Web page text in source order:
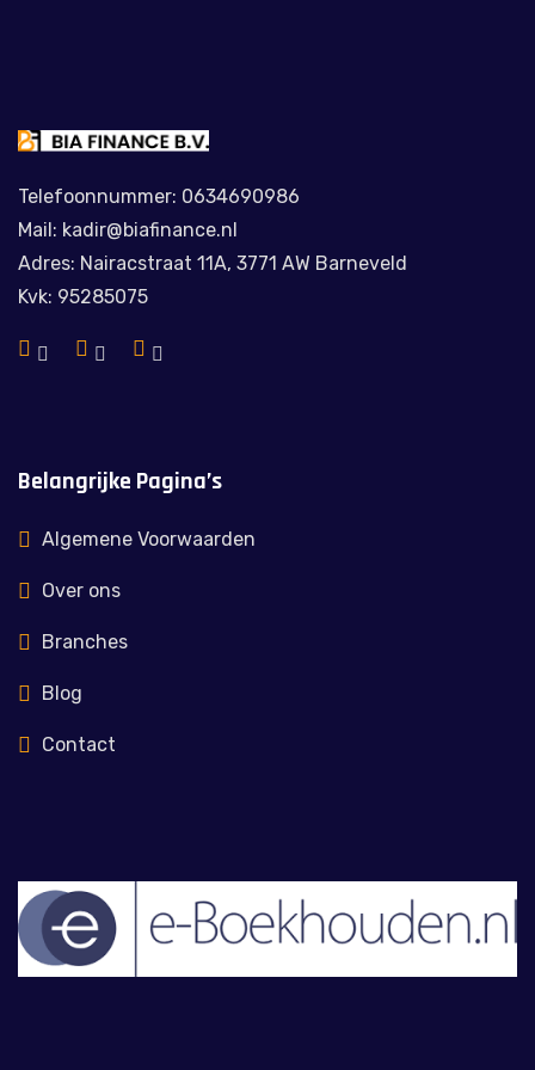
Telefoonnummer: 0634690986
Mail: kadir@biafinance.nl
Adres: Nairacstraat 11A, 3771 AW Barneveld
Kvk: 95285075
Belangrijke Pagina’s
Algemene Voorwaarden
Over ons
Branches
Blog
Contact